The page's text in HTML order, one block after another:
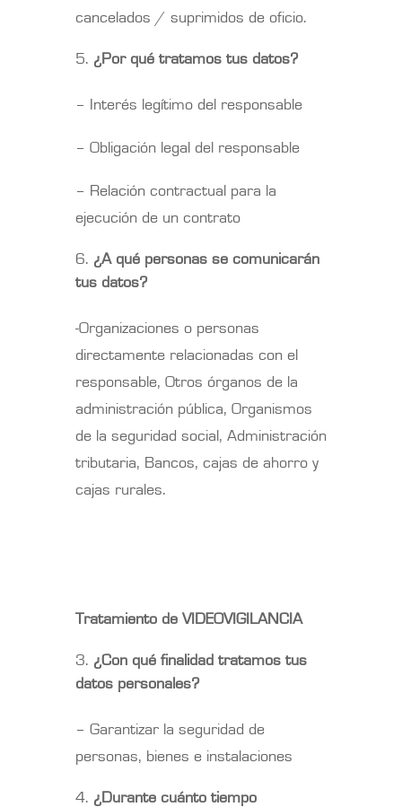
cancelados / suprimidos de oficio.
¿Por qué tratamos tus datos?
– Interés legítimo del responsable
– Obligación legal del responsable
– Relación contractual para la
ejecución de un contrato
¿A qué personas se comunicarán
tus datos?
-Organizaciones o personas
directamente relacionadas con el
responsable, Otros órganos de la
administración pública, Organismos
de la seguridad social, Administración
tributaria, Bancos, cajas de ahorro y
cajas rurales.
Tratamiento de VIDEOVIGILANCIA
¿Con qué finalidad tratamos tus
datos personales?
– Garantizar la seguridad de
personas, bienes e instalaciones
¿Durante cuánto tiempo